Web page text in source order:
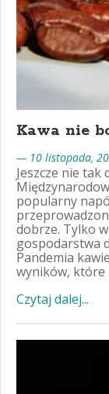
Kawa nie
— 10 listopada,
Jeszcze nie
popularny
dobrze. Tylko
gospodarstwa
Pandemia
wyników, które
Czytaj dalej...